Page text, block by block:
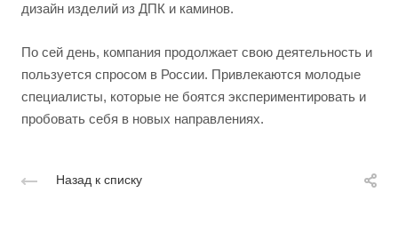
дизайн изделий из ДПК и каминов.
По сей день, компания продолжает свою деятельность и
пользуется спросом в России. Привлекаются молодые
специалисты, которые не боятся экспериментировать и
пробовать себя в новых направлениях.
Назад к списку